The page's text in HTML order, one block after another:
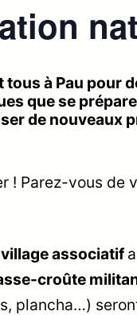
tous à Pau pour
que se
de nouveaux
! Parez-vous de
associatif
croûte
plancha…)